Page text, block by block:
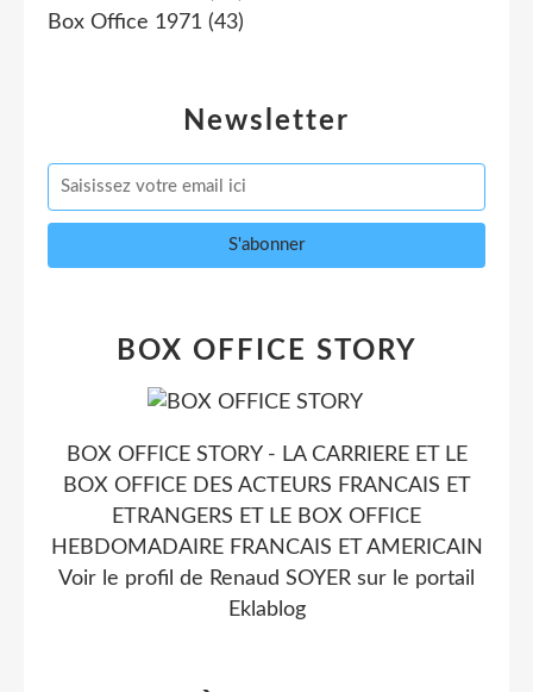
Newsletter
Box Office 1971 (43)
BOX OFFICE STORY
BOX OFFICE STORY - LA CARRIERE ET LE
BOX OFFICE DES ACTEURS FRANCAIS ET
ETRANGERS ET LE BOX OFFICE
HEBDOMADAIRE FRANCAIS ET AMERICAIN
Voir le profil de Renaud SOYER sur le portail
Eklablog